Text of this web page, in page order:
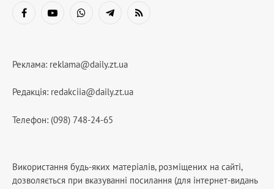
FacebookYouTubeWhatsAppTelegramRSS
Реклама: reklama@daily.zt.ua
Редакція: redakciia@daily.zt.ua
Телефон: (098) 748-24-65
Використання будь-яких матеріалів, розміщених на сайті,
дозволяється при вказуванні посилання (для інтернет-видань